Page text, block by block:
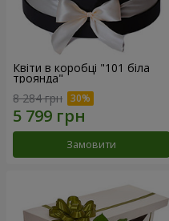
Квіти в коробці "101 біла
троянда"
8 284 грн
Замовити